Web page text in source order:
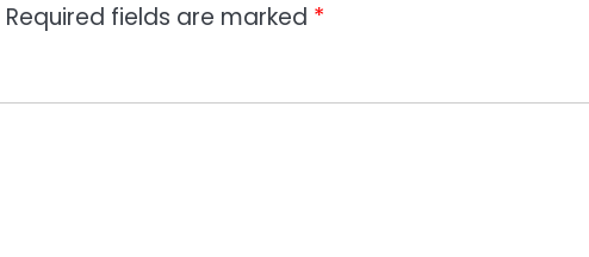
Required fields are marked *